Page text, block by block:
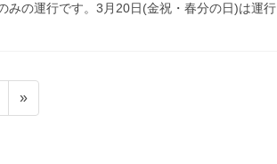
みの運行です。3月20日(金祝・春分の日)は運行
»